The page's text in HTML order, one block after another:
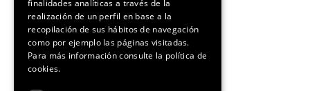
finalidades analíticas a través de la
realización de un perfil en base a la
recopilación de sus hábitos de navegación
como por ejemplo las páginas visitadas.
Para más información consulte la política de
cookies.